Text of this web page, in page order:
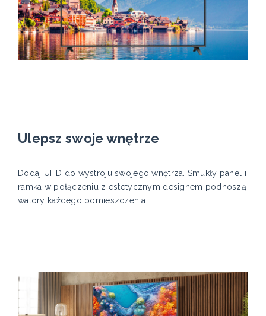
Ulepsz swoje wnętrze
Dodaj UHD do wystroju swojego wnętrza. Smukły panel i
ramka w połączeniu z estetycznym designem podnoszą
walory każdego pomieszczenia.